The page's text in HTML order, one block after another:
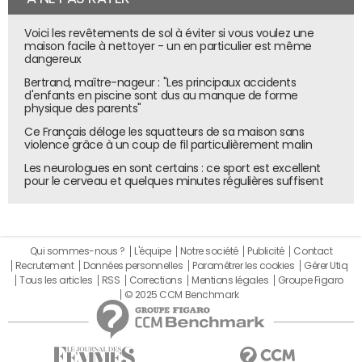
France confirme s'être appuyé sur les expériences des
autres pays pour proposer ce format, il s'agissait surtout
d'une question de timing. "Nous avons lancé Lidl Voyages
en 2017, Lidl Vins en 2018 avec de la livraison à domicile et
en points relais. Nous avons pris la décision en 2019 de
développer un programme de fidélité baptisé Lidl + avec
un site dédié. Tout est ensuite une question de timing.
Nous souhaitions d'abord établir notre programme de
fidélité pour avoir du digital au sein de Lidl et créer une
base de données
, avec un site dédié depuis 2020. Ensuite,
retrace le dirigeant.
Quand les coûts d'acquisition explosent, les enseignes ont
tout intérêt à garder leurs clients et les programmes de
fidélité font partie des leviers existants. "Créer une base
de données nous a permis d'identifier nos clients,
d'apprendre à les connaître et à connaître leurs
Voici les revêtements de sol à éviter si vous voulez une
maison facile à nettoyer - un en particulier est même
dangereux
Bertrand, maître-nageur : "Les principaux accidents
d'enfants en piscine sont dus au manque de forme
physique des parents"
Ce Français déloge les squatteurs de sa maison sans
violence grâce à un coup de fil particulièrement malin
Les neurologues en sont certains : ce sport est excellent
pour le cerveau et quelques minutes régulières suffisent
Qui sommes-nous ? L'équipe Notre société Publicité
Contact
Recrutement
Données personnelles Paramétrer les cookies
Gérer Utiq
Tous les articles
RSS Corrections Mentions légales
Groupe Figaro
© 2025 CCM Benchmark